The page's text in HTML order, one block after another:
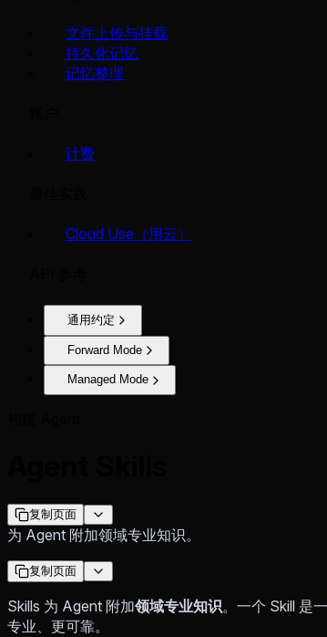
文件上传与挂载
持久化记忆
记忆整理
计费
Cloud Use（用云）
通用约定
Forward Mode
Managed Mode
复制页面
为 Agent 附加领域专业知识。
复制页面
Skills 为 Agent 附加领域专业知识。一个 Skill 是
专业、更可靠。